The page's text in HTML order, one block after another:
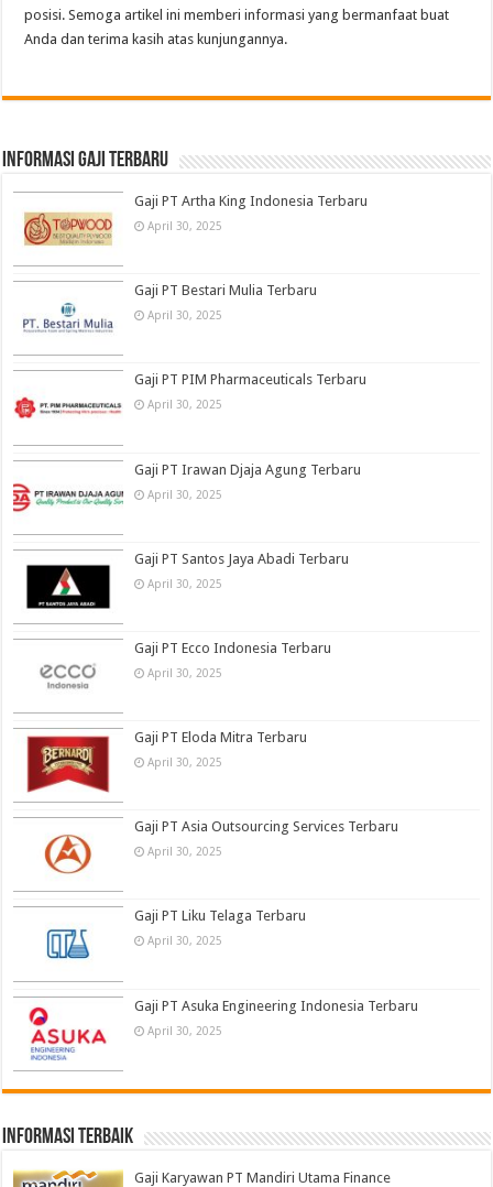
posisi. Semoga artikel ini memberi informasi yang bermanfaat buat
Anda dan terima kasih atas kunjungannya.
informasi gaji terbaru
Gaji PT Artha King Indonesia Terbaru
April 30, 2025
Gaji PT Bestari Mulia Terbaru
April 30, 2025
Gaji PT PIM Pharmaceuticals Terbaru
April 30, 2025
Gaji PT Irawan Djaja Agung Terbaru
April 30, 2025
Gaji PT Santos Jaya Abadi Terbaru
April 30, 2025
Gaji PT Ecco Indonesia Terbaru
April 30, 2025
Gaji PT Eloda Mitra Terbaru
April 30, 2025
Gaji PT Asia Outsourcing Services Terbaru
April 30, 2025
Gaji PT Liku Telaga Terbaru
April 30, 2025
Gaji PT Asuka Engineering Indonesia Terbaru
April 30, 2025
informasi terbaik
Gaji Karyawan PT Mandiri Utama Finance